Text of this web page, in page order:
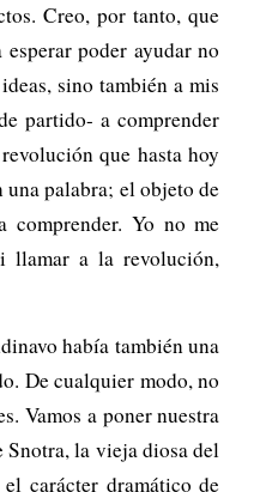
Creo, por tanto, que
poder ayudar no
sino también a mis
partido- a comprender
que hasta hoy
una palabra; el objeto de
comprender. Yo no me
llamar a la revolución,
había también una
De cualquier modo, no
Vamos a poner nuestra
la vieja diosa del
carácter dramático de